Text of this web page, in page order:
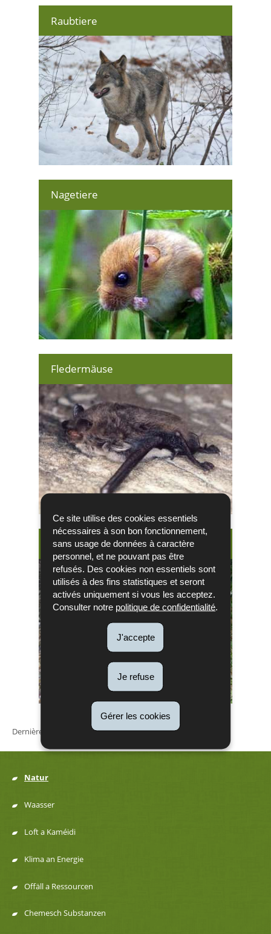
Ce site utilise des cookies essentiels
nécessaires à son bon fonctionnement,
sans usage de données à caractère
personnel, et ne pouvant pas être
refusés. Des cookies non essentiels sont
utilisés à des fins statistiques et seront
activés uniquement si vous les acceptez.
Consulter notre politique de confidentialité
J'accepte
Je refuse
Gérer les cookies
Raubtiere
Nagetiere
Fledermäuse
Insektenfresser
Dernière mise à jour 27/07/2020
Menu
de
navigation
Natur
Waasser
Loft a Kaméidi
Klima an Energie
Offäll a Ressourcen
Chemesch Substanzen